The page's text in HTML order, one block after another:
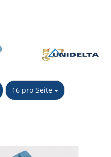
16 pro Seite
pro Seite